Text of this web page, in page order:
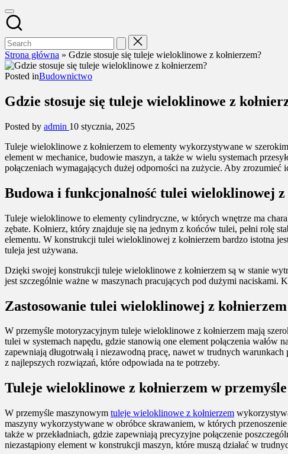
Strona główna » Gdzie stosuje się tuleje wieloklinowe z kołnierzem?
Posted inBudownictwo
Gdzie stosuje się tuleje wieloklinowe z
Posted by admin 10 stycznia, 2025
Tuleje wieloklinowe z kołnierzem to elementy wykorzystywane w
element w mechanice, budowie maszyn, a także w wielu systemach
połączeniach wymagających dużej odporności na zużycie. Aby
Budowa i funkcjonalność tulei wieloklinowej z
Tuleje wieloklinowe to elementy cylindryczne, w których wnętrze ma
zębate. Kołnierz, który znajduje się na jednym z końców tulei, pełni rolę
elementu. W konstrukcji tulei wieloklinowej z kołnierzem bardzo istotna
tuleja jest używana.
Dzięki swojej konstrukcji tuleje wieloklinowe z kołnierzem są w stanie
jest szczególnie ważne w maszynach pracujących pod dużymi naciskami.
Zastosowanie tulei wieloklinowej z
W przemyśle motoryzacyjnym tuleje wieloklinowe z kołnierzem mają
tulei w systemach napędu, gdzie stanowią one element połączenia
zapewniają długotrwałą i niezawodną pracę, nawet w trudnych
z najlepszych rozwiązań, które odpowiada na te potrzeby.
Tuleje wieloklinowe z kołnierzem w
W przemyśle maszynowym tuleje wieloklinowe z kołnierzem
maszyny wykorzystywane w obróbce skrawaniem, w których
także w przekładniach, gdzie zapewniają precyzyjne połączenie
niezastąpiony element w konstrukcji maszyn, które muszą działać w